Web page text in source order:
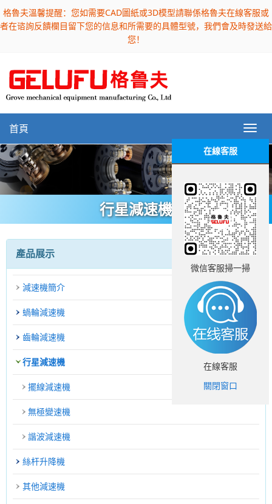
格魯夫溫馨提醒：您如需要CAD圖紙或3D模型請聯係格魯夫在線客服或
者在谘詢反饋欄目留下您的信息和所需要的具體型號，我們會及時發送給
您！
首頁
行星減速機
產品展示
減速機簡介
蝸輪減速機
齒輪減速機
行星減速機
擺線減速機
無極變速機
諧波減速機
絲杆升降機
其他減速機
在線客服
微信客服掃一掃
在線客服
關閉窗口